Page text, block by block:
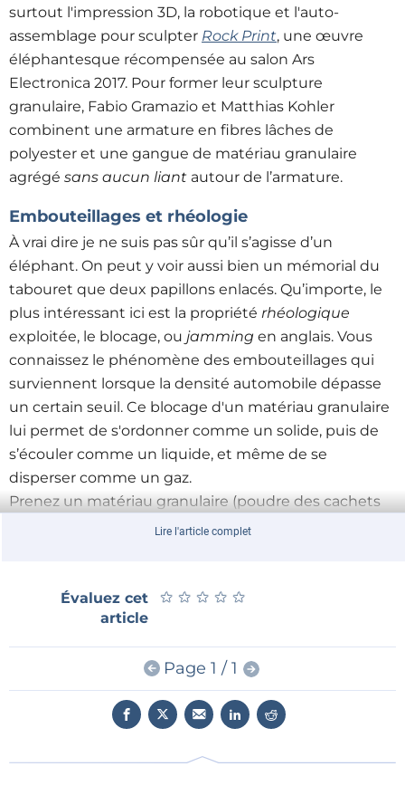
surtout l'impression 3D, la robotique et l'auto-
assemblage pour sculpter Rock Print, une œuvre
éléphantesque récompensée au salon Ars
Electronica 2017. Pour former leur sculpture
granulaire, Fabio Gramazio et Matthias Kohler
combinent une armature en fibres lâches de
polyester et une gangue de matériau granulaire
agrégé sans aucun liant autour de l’armature.
Embouteillages et rhéologie
À vrai dire je ne suis pas sûr qu’il s’agisse d’un
éléphant. On peut y voir aussi bien un mémorial du
tabouret que deux papillons enlacés. Qu’importe, le
plus intéressant ici est la propriété rhéologique
exploitée, le blocage, ou jamming en anglais. Vous
connaissez le phénomène des embouteillages qui
surviennent lorsque la densité automobile dépasse
un certain seuil. Ce blocage d'un matériau granulaire
lui permet de s'ordonner comme un solide, puis de
s’écouler comme un liquide, et même de se
disperser comme un gaz.
Prenez un matériau granulaire (poudre des cachets
d’aspirine, anneaux de Saturne, sable des dunes, etc.),
de sculpture originale.
Le robot de Gramazio et Kohler commence par
dessiner grossièrement le contour des pattes de
l’éléphant, les recouvre d’une couche de graviers,
débobine à nouveau du fil pour former la suite de
Lire l'article complet
Évaluez cet
article
★ ★ ★ ★ ★
★ ★ ★ ★ ★
Page 1 / 1